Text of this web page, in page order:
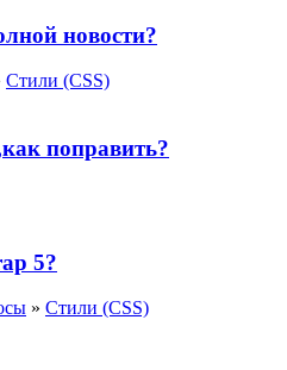
новости?
Стили (CSS)
поправить?
5?
» Стили (CSS)